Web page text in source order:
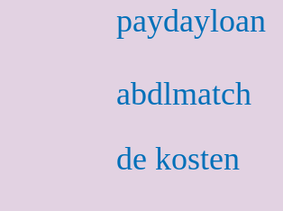
paydayloan
abdlmatch
de kosten